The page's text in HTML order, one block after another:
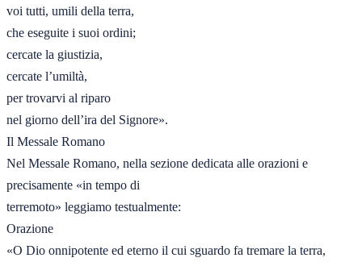
voi tutti, umili della terra,
che eseguite i suoi ordini;
cercate la giustizia,
cercate l’umiltà,
per trovarvi al riparo
nel giorno dell’ira del Signore».
Il Messale Romano
Nel Messale Romano, nella sezione dedicata alle orazioni e
precisamente «in tempo di
terremoto» leggiamo testualmente:
Orazione
«O Dio onnipotente ed eterno il cui sguardo fa tremare la terra,